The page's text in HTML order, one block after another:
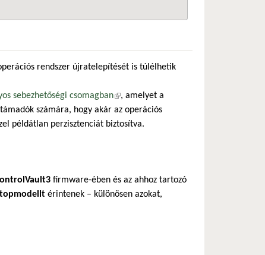
rendszer újratelepítését is túlélhetik
sebezhetőségi csomagban(külső hivatkozás)
, amelyet a
számára, hogy akár az operációs
példátlan perzisztenciát biztosítva.
firmware-ében és az ahhoz tartozó
érintenek – különösen azokat,